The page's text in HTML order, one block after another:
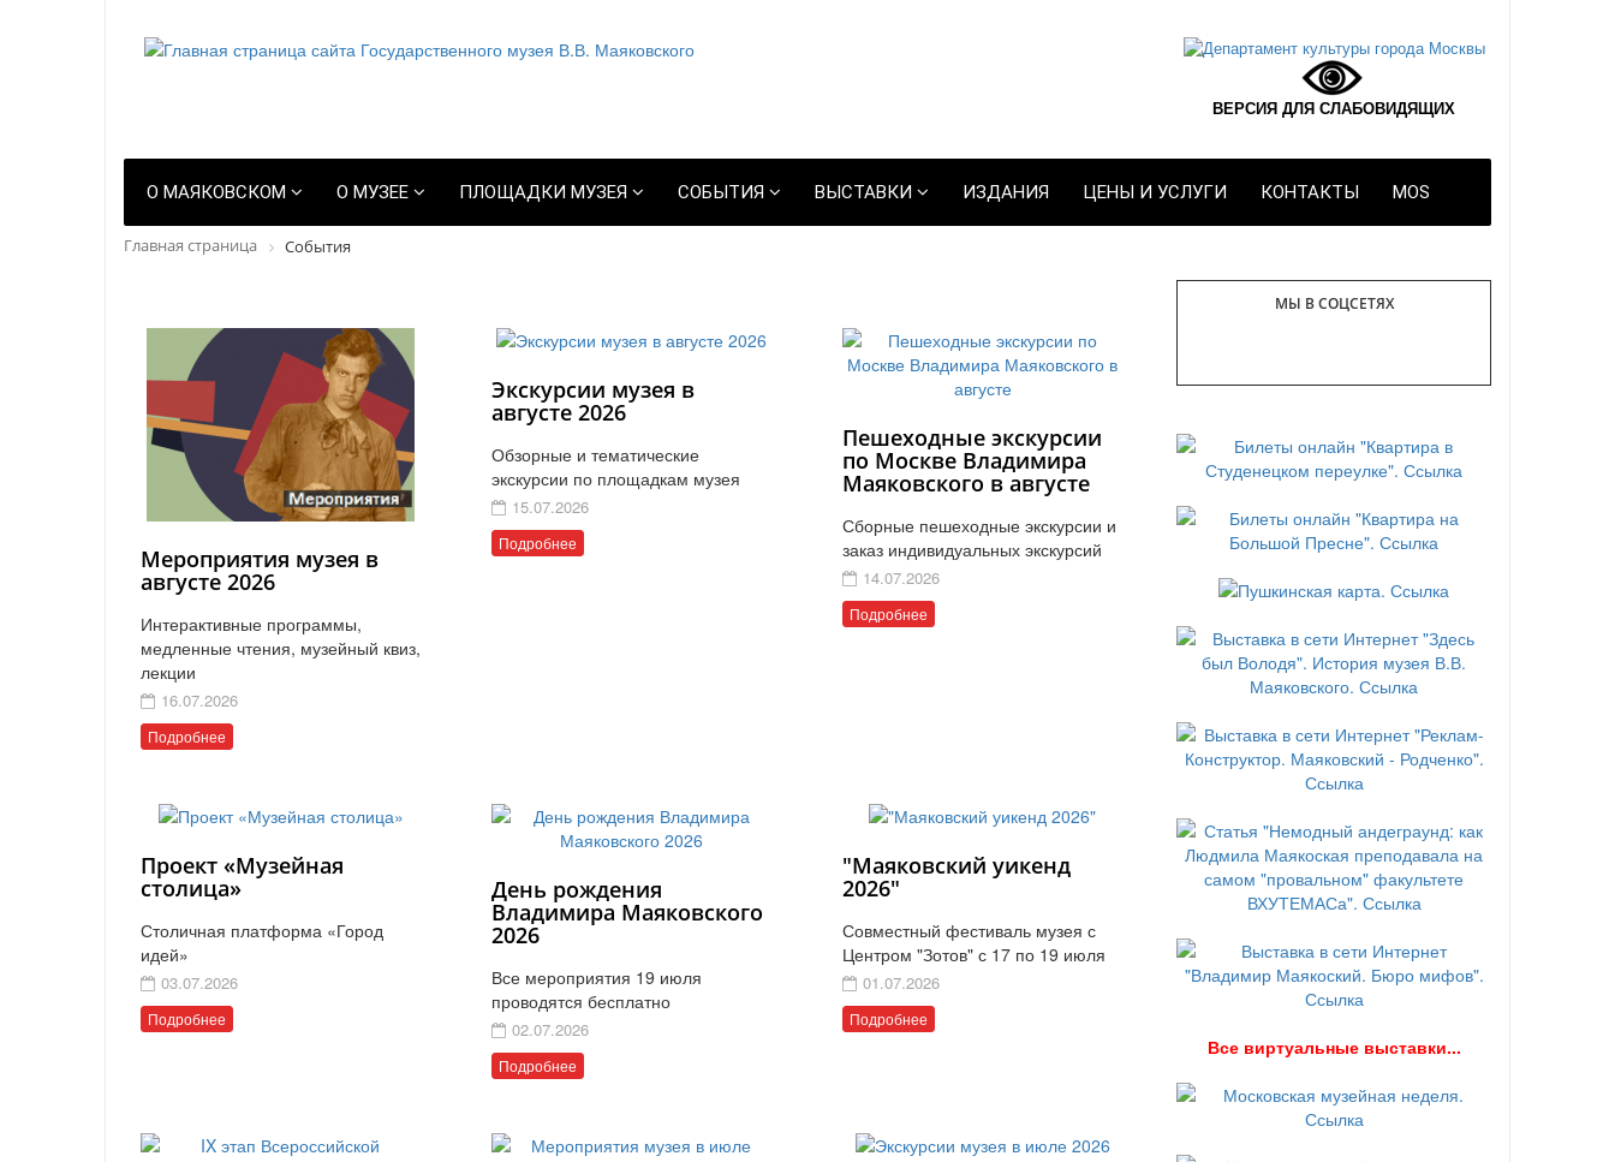
ВЕРСИЯ ДЛЯ СЛАБОВИДЯЩИХ
О МАЯКОВСКОМ О МУЗЕЕ ПЛОЩАДКИ МУЗЕЯ СОБЫТИЯ ВЫСТАВКИ ИЗДАНИЯ ЦЕНЫ И УСЛУГИ КОНТАКТЫ MOS
Главная страница События
Мероприятия музея в
августе 2026
Интерактивные программы,
медленные чтения, музейный квиз,
лекции
16.07.2026
Подробнее
Экскурсии музея в
августе 2026
Обзорные и тематические
экскурсии по площадкам музея
15.07.2026
Подробнее
Пешеходные экскурсии
по Москве Владимира
Маяковского в августе
Сборные пешеходные экскурсии и
заказ индивидуальных экскурсий
14.07.2026
Подробнее
Проект «Музейная
столица»
Столичная платформа «Город
идей»
03.07.2026
Подробнее
День рождения
Владимира Маяковского
2026
Все мероприятия 19 июля
проводятся бесплатно
02.07.2026
Подробнее
"Маяковский уикенд
2026"
Совместный фестиваль музея с
Центром "Зотов" с 17 по 19 июля
01.07.2026
Подробнее
МЫ В СОЦСЕТЯХ
Все виртуальные выставки...